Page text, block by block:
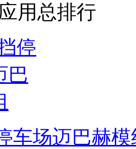
用总排行
车场迈巴赫模